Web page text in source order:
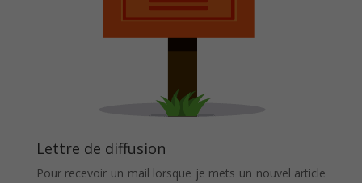
Lettre de diffusion
Pour recevoir un mail lorsque je mets un nouvel article